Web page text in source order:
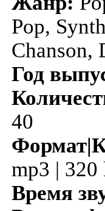
Pop,
Chanson,
Год
40
mp3 | 320
Время